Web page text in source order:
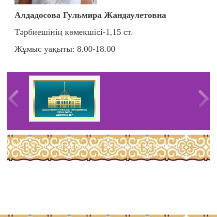
Алдадосова Гульмира Жандаулетовна
Тәрбиешінің көмекшісі-1,15 ст.
Жұмыс уақыты: 8.00-18.00
2018 © sh-test.akmol.kz. Все права защищены